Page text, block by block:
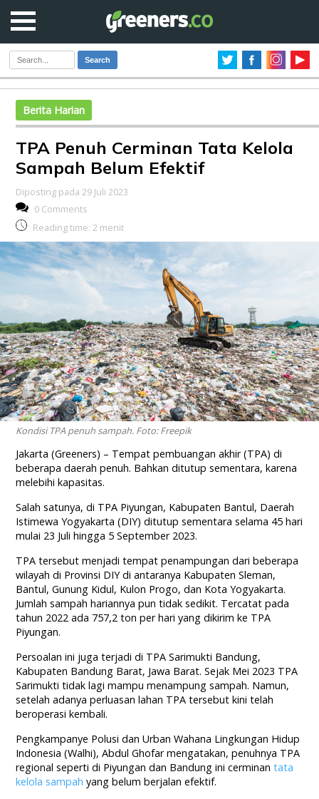
Search
Berita Harian
TPA Penuh Cerminan Tata Kelola
Sampah Belum Efektif
Diposting pada 29 Juli 2023
0 Comments
Reading time: 2 menit
Kondisi TPA penuh sampah. Foto: Freepik
Jakarta (Greeners) – Tempat pembuangan akhir (TPA) di
beberapa daerah penuh. Bahkan ditutup sementara, karena
melebihi kapasitas.
Salah satunya, di TPA Piyungan, Kabupaten Bantul, Daerah
Istimewa Yogyakarta (DIY) ditutup sementara selama 45 hari
mulai 23 Juli hingga 5 September 2023.
TPA tersebut menjadi tempat penampungan dari beberapa
wilayah di Provinsi DIY di antaranya Kabupaten Sleman,
Bantul, Gunung Kidul, Kulon Progo, dan Kota Yogyakarta.
Jumlah sampah hariannya pun tidak sedikit. Tercatat pada
tahun 2022 ada 757,2 ton per hari yang dikirim ke TPA
Piyungan.
Persoalan ini juga terjadi di TPA Sarimukti Bandung,
Kabupaten Bandung Barat, Jawa Barat. Sejak Mei 2023 TPA
Sarimukti tidak lagi mampu menampung sampah. Namun,
setelah adanya perluasan lahan TPA tersebut kini telah
beroperasi kembali.
Pengkampanye Polusi dan Urban Wahana Lingkungan Hidup
Indonesia (Walhi), Abdul Ghofar mengatakan, penuhnya TPA
regional seperti di Piyungan dan Bandung ini cerminantata
kelola sampah yang belum berjalan efektif.